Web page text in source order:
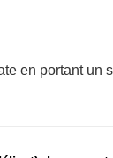
en portant un